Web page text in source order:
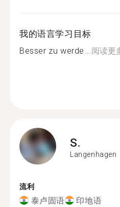
我的语言学习目标
Besser zu werde...阅读更
S.
Langenhagen
流利
泰卢固语 印地语